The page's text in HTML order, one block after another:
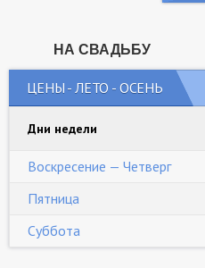
НА СВАДЬБУ
ЦЕНЫ - ЛЕТО - ОСЕНЬ
Дни недели
Воскресение — Четверг
Пятница
Суббота